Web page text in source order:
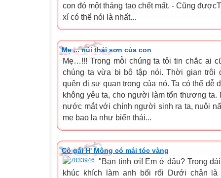
con đó một tháng tao chết mất. - Cũng
xí có thể nói là nhất...
Mẹ ... núi thái sơn của con
Mẹ…!!! Trong mỗi chúng ta tôi tin chắc ai
chúng ta vừa bi bô tập nói. Thời gian trôi
quên đi sự quan trong của nó. Ta có thể dễ
không yêu ta, cho người làm tổn thương
nước mắt với chính người sinh ra ta, nuôi
mẹ bao la như biển thái...
Cô gái H' Mông có mái tóc vàng
"Bạn tình ơi! Em ở đâu? Trong
khúc khích làm anh bối rối Dưới chân